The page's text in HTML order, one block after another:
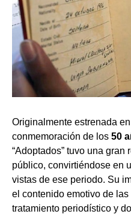
Originalmente estrenada
conmemoración de los 50
“Adoptados” tuvo una gran
público, convirtiéndose en
vistas de ese periodo. Su
el contenido emotivo de
tratamiento periodístico y